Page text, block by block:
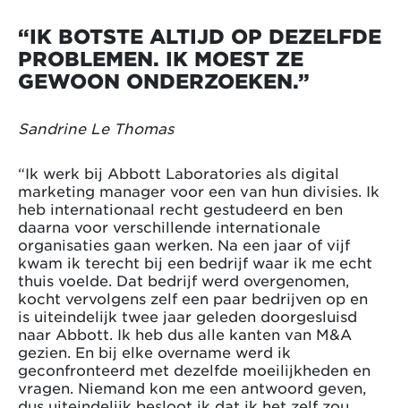
“IK BOTSTE ALTIJD OP DEZELFDE
PROBLEMEN. IK MOEST ZE
GEWOON ONDERZOEKEN.”
Sandrine Le Thomas
“Ik werk bij Abbott Laboratories als digital
marketing manager voor een van hun divisies. Ik
heb internationaal recht gestudeerd en ben
daarna voor verschillende internationale
organisaties gaan werken. Na een jaar of vijf
kwam ik terecht bij een bedrijf waar ik me echt
thuis voelde. Dat bedrijf werd overgenomen,
kocht vervolgens zelf een paar bedrijven op en
is uiteindelijk twee jaar geleden doorgesluisd
naar Abbott. Ik heb dus alle kanten van M&A
gezien. En bij elke overname werd ik
geconfronteerd met dezelfde moeilijkheden en
vragen. Niemand kon me een antwoord geven,